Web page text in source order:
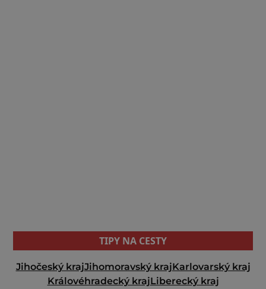
TIPY NA CESTY
Jihočeský krajJihomoravský krajKarlovarský kraj
Královéhradecký krajLiberecký kraj